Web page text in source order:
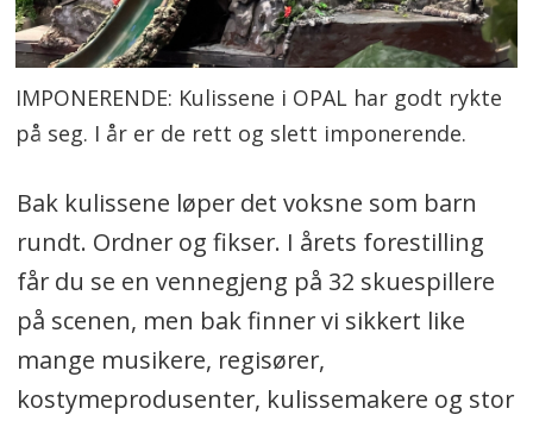
IMPONERENDE: Kulissene i OPAL har godt rykte
på seg. I år er de rett og slett imponerende.
Bak kulissene løper det voksne som barn
rundt. Ordner og fikser. I årets forestilling
får du se en vennegjeng på 32 skuespillere
på scenen, men bak finner vi sikkert like
mange musikere, regisører,
kostymeprodusenter, kulissemakere og stor